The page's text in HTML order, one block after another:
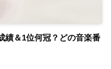
績＆1位何冠？どの音楽番